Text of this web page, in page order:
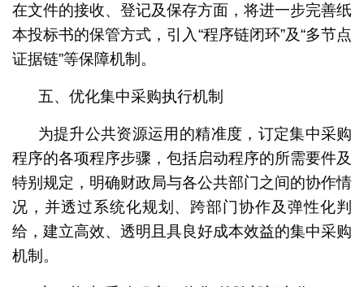
在文件的接收、登记及保存方面，将进一步完善纸
本投标书的保管方式，引入“程序链闭环”及“多节点
证据链”等保障机制。
五、优化集中采购执行机制
为提升公共资源运用的精准度，订定集中采购
程序的各项程序步骤，包括启动程序的所需要件及
特别规定，明确财政局与各公共部门之间的协作情
况，并透过系统化规划、跨部门协作及弹性化判
给，建立高效、透明且具良好成本效益的集中采购
机制。